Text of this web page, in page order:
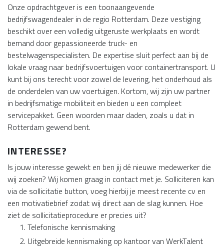
Onze opdrachtgever is een toonaangevende
bedrijfswagendealer in de regio Rotterdam. Deze vestiging
beschikt over een volledig uitgeruste werkplaats en wordt
bemand door gepassioneerde truck- en
bestelwagenspecialisten. De expertise sluit perfect aan bij de
lokale vraag naar bedrijfsvoertuigen voor containertransport. U
kunt bij ons terecht voor zowel de levering, het onderhoud als
de onderdelen van uw voertuigen. Kortom, wij zijn uw partner
in bedrijfsmatige mobiliteit en bieden u een compleet
servicepakket. Geen woorden maar daden, zoals u dat in
Rotterdam gewend bent.
INTERESSE?
Is jouw interesse gewekt en ben jij dé nieuwe medewerker die
wij zoeken? Wij komen graag in contact met je. Solliciteren kan
via de sollicitatie button, voeg hierbij je meest recente cv en
een motivatiebrief zodat wij direct aan de slag kunnen. Hoe
ziet de sollicitatieprocedure er precies uit?
Telefonische kennismaking
Uitgebreide kennismaking op kantoor van WerkTalent